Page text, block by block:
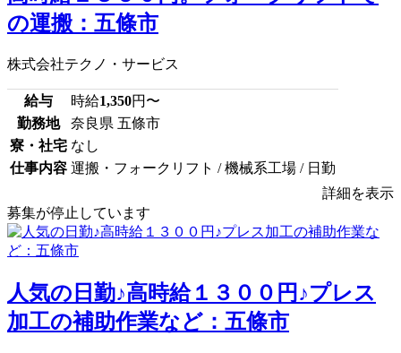
の運搬：五條市
株式会社テクノ・サービス
給与 時給1,350円〜
勤務地
奈良県 五條市
寮・社宅 なし
仕事内容 運搬・フォークリフト / 機械系工場 / 日勤
詳細を表示
募集が停止しています
人気の日勤♪高時給１３００円♪プレス
加工の補助作業など：五條市